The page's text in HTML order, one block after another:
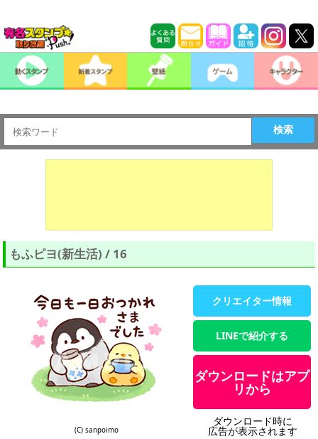
検索
もふピヨ(新生活) / 16
(C) sanpoimo
クリエイター情報
LINEで紹介する
ダウンロードはアプ
リから
ダウンロード時に
広告が表示されます